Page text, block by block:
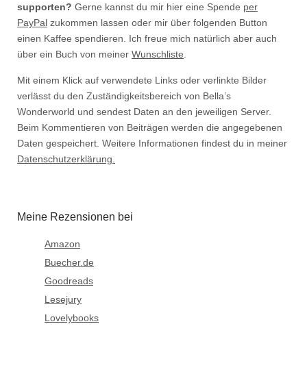
supporten? Gerne kannst du mir hier eine Spende per
PayPal zukommen lassen oder mir über folgenden Button
einen Kaffee spendieren. Ich freue mich natürlich aber auch
über ein Buch von meiner Wunschliste
Mit einem Klick auf verwendete Links oder verlinkte Bilder
verlässt du den Zuständigkeitsbereich von Bella’s
Wonderworld und sendest Daten an den jeweiligen Server.
Beim Kommentieren von Beiträgen werden die angegebenen
Daten gespeichert. Weitere Informationen findest du in meiner
Datenschutzerklärung.
Meine Rezensionen bei
Amazon
Buecher.de
Goodreads
Lesejury
Lovelybooks